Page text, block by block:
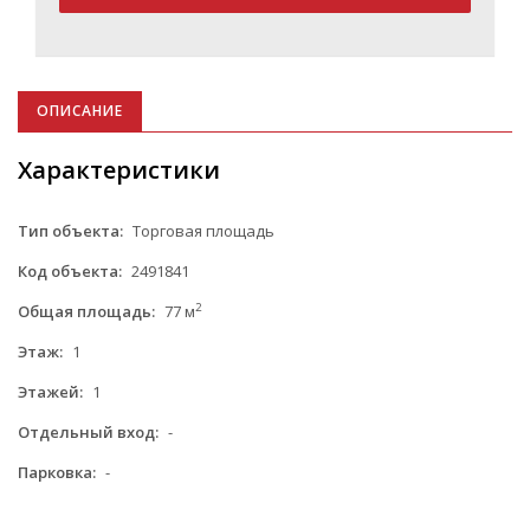
ОПИСАНИЕ
Характеристики
Тип объекта: Торговая площадь
Код объекта: 2491841
Общая площадь: 77 м2
Этаж: 1
Этажей: 1
Отдельный вход: -
Парковка: -